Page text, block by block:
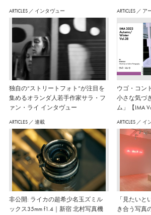
ARTICLES ／ インタヴュー
独自の“ストリートフォト”が注目を
集めるオランダ人若手作家サラ・フ
ァン・ライ インタヴュー
ARTICLES ／ ア
ウゴ・コン
小さな気づ
ム」【IMA
ARTICLES ／ 連載
非公開: ライカの超希少名玉ズミル
ックス35mm f1.4｜新宿 北村写真機
ARTICLES ／ イ
「見たいと
き合う写真